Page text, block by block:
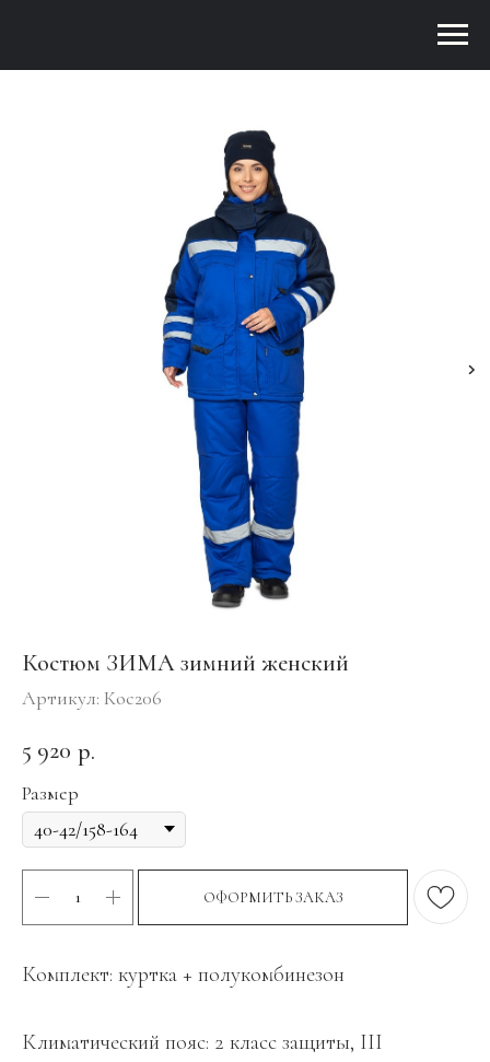
Костюм ЗИМА зимний женский
Артикул: Кос206
5 920 р.
Размер
ОФОРМИТЬ ЗАКАЗ
Комплект: куртка + полукомбинезон
Климатический пояс: 2 класс защиты, III